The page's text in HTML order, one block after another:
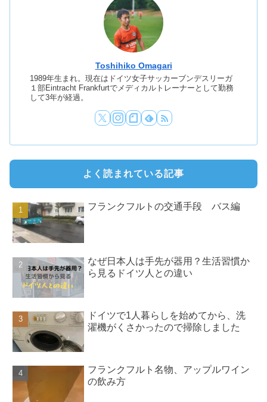
Toshihiko Omagari
1989年生まれ。現在はドイツ女子サッカーブンデスリーガ
１部Eintracht Frankfurtでメディカルトレーナーとして勤務
して3年が経過。
よく読まれている記事
フランクフルトの交通手段 バス編
なぜ日本人は手先が器用？生活習慣か
ら見るドイツ人との違い
ドイツで1人暮らしを始めてから、洗
濯機がくさかったので掃除しました
フランクフルト名物、アップルワイン
の飲み方